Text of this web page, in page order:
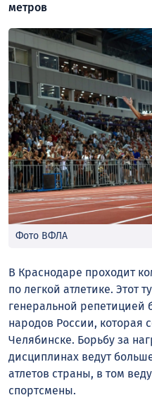
метров
Фото ВФЛА
В Краснодаре проходит
по легкой атлетике. Этот
генеральной
народов России, которая
Челябинске. Борьбу за
дисциплинах ведут
атлетов страны, в том
спортсмены.